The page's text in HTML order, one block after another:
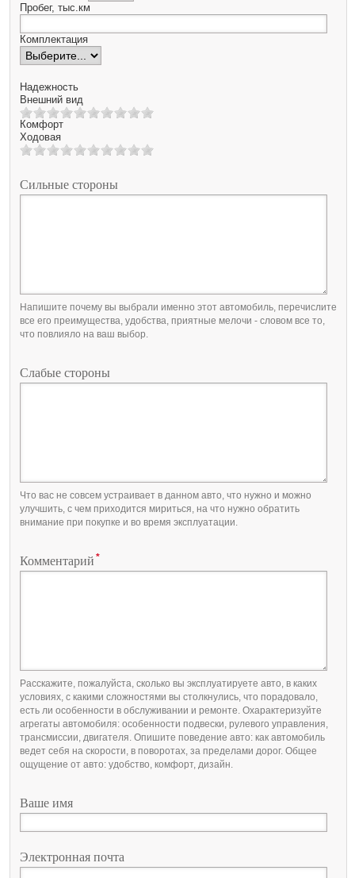
Пробег, тыс.км
Комплектация
Надежность
Внешний вид
Комфорт
Ходовая
Сильные стороны
Напишите почему вы выбрали именно этот автомобиль, перечислите
все его преимущества, удобства, приятные мелочи - словом все то,
что повлияло на ваш выбор.
Слабые стороны
Что вас не совсем устраивает в данном авто, что нужно и можно
улучшить, с чем приходится мириться, на что нужно обратить
внимание при покупке и во время эксплуатации.
Комментарий *
Расскажите, пожалуйста, сколько вы эксплуатируете авто, в каких
условиях, с какими сложностями вы столкнулись, что порадовало,
есть ли особенности в обслуживании и ремонте. Охарактеризуйте
агрегаты автомобиля: особенности подвески, рулевого управления,
трансмиссии, двигателя. Опишите поведение авто: как автомобиль
ведет себя на скорости, в поворотах, за пределами дорог. Общее
ощущение от авто: удобство, комфорт, дизайн.
Ваше имя
Электронная почта